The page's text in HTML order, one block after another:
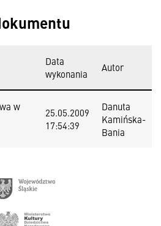
Data
wykonania
Autor
w
25.05.2009
17:54:39
Danuta
Kamińska-
Bania